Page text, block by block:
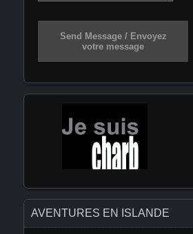
Send Message / Envoyez
votre message
AVENTURES EN ISLANDE